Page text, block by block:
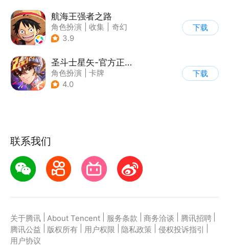
航海王强者之路
角色扮演 收集
奇幻
| 海贼王
3.9
下载
圣斗士星矢-官方正版(腾讯)
角色扮演
卡牌
| 动漫改编
4.0
下载
联系我们
关于腾讯 About Tencent 服务条款 商务洽谈 腾讯招聘
腾讯公益
版权所有 用户权限 隐私政策 侵权投诉指引
用户协议